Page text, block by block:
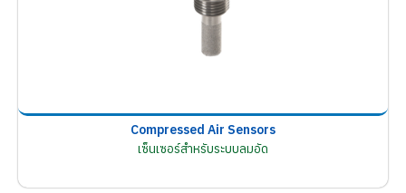
Compressed Air Sensors
เซ็นเซอร์สำหรับระบบลมอัด